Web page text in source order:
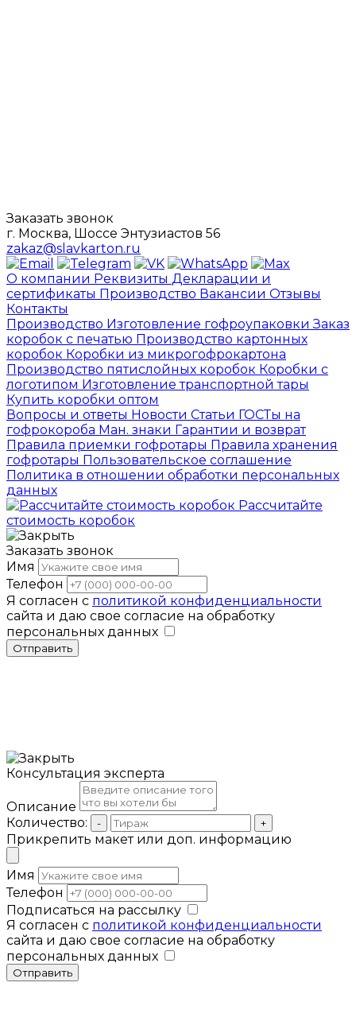
Заказать звонок
г. Москва, Шоссе Энтузиастов 56
zakaz@slavkarton.ru
О компании Реквизиты Декларации и
сертификаты Производство Вакансии Отзывы
Контакты
Производство Изготовление гофроупаковкиЗаказ
коробок с печатью Производство картонных
коробок Коробки из микрогофрокартона
Производство пятислойных коробок Коробки с
логотипом Изготовление транспортной тары
Купить коробки оптом
Вопросы и ответы Новости Статьи ГОСТы на
гофрокороба Ман. знаки Гарантии и возврат
Правила приемки гофротары Правила хранения
гофротары Пользовательское соглашение
Политика в отношении обработки персональных
данных
Рассчитайте
стоимость коробок
Заказать звонок
Имя
Телефон
Я согласен с политикой конфиденциальности
сайта и даю свое согласие на обработку
персональных данных
Отправить
Консультация эксперта
Описание
Количество:
- +
Прикрепить макет или доп. информацию
Имя
Телефон
Подписаться на рассылку
Я согласен с политикой конфиденциальности
сайта и даю свое согласие на обработку
персональных данных
Отправить